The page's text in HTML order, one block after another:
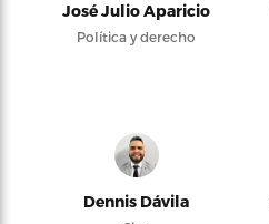
José Julio Aparicio
Política y derecho
Dennis Dávila